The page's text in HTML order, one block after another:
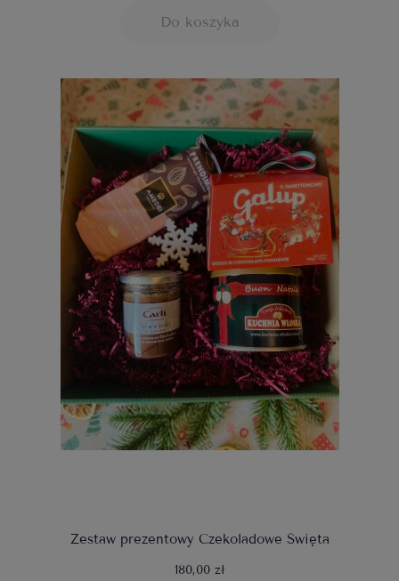
Do koszyka
Zestaw prezentowy Czekoladowe Święta
180,00 zł